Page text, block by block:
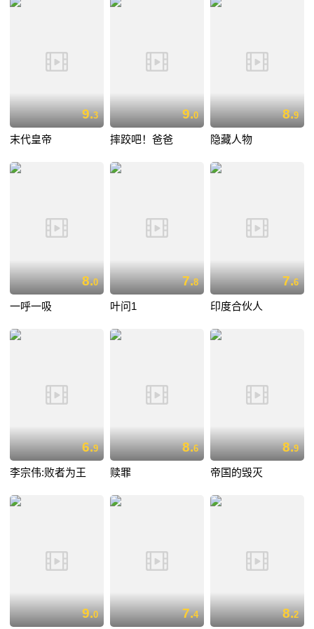
9.3
末代皇帝
9.0
摔跤吧！爸爸
8.9
隐藏人物
8.0
一呼一吸
7.8
叶问1
7.6
印度合伙人
6.9
李宗伟:败者为王
8.6
赎罪
8.9
帝国的毁灭
9.0 7.4 8.2